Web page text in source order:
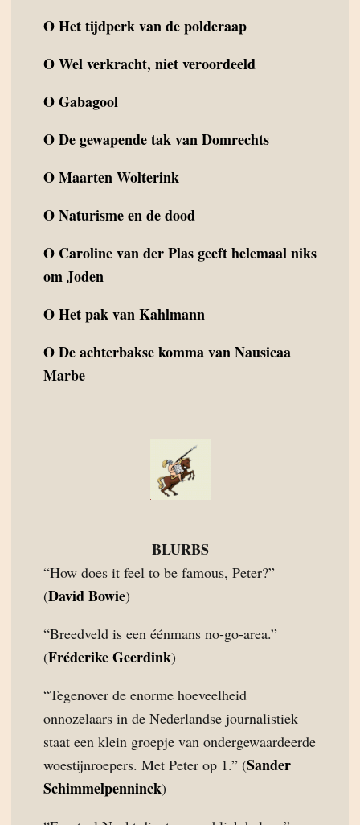
OHet tijdperk van de polderaap
OWel verkracht, niet veroordeeld
OGabagool
ODe gewapende tak van Domrechts
OMaarten Wolterink
ONaturisme en de dood
O Caroline van der Plas geeft helemaal niks
om Joden
OHet pak van Kahlmann
ODe achterbakse komma van Nausicaa
Marbe
BLURBS
“How does it feel to be famous, Peter?”
(David Bowie)
“Breedveld is een éénmans no-go-area.”
(Fréderike Geerdink)
“Tegenover de enorme hoeveelheid
onnozelaars in de Nederlandse journalistiek
staat een klein groepje van ondergewaardeerde
woestijnroepers. Met Peter op 1.” (Sander
Schimmelpenninck)